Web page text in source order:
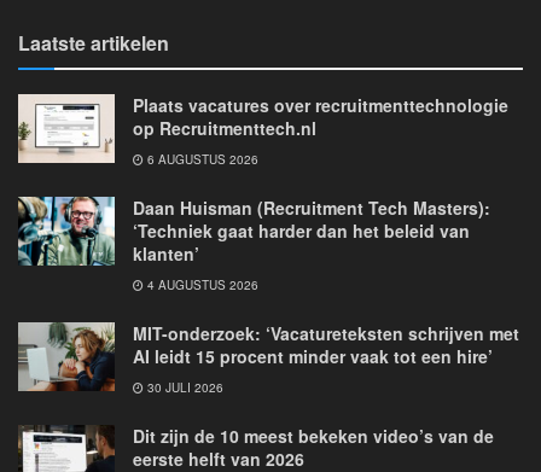
Laatste artikelen
Plaats vacatures over recruitmenttechnologie
op Recruitmenttech.nl
6 AUGUSTUS 2026
Daan Huisman (Recruitment Tech Masters):
‘Techniek gaat harder dan het beleid van
klanten’
4 AUGUSTUS 2026
MIT-onderzoek: ‘Vacatureteksten schrijven met
AI leidt 15 procent minder vaak tot een hire’
30 JULI 2026
Dit zijn de 10 meest bekeken video’s van de
eerste helft van 2026